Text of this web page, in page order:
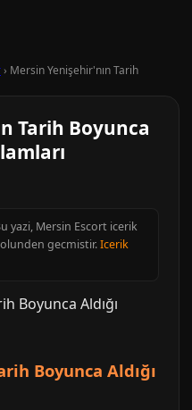
› Mersin Yenişehir'nın Tarih
Tarih Boyunca
yazi, Mersin Escort icerik
gecmistir.Icerik
Boyunca Aldığı